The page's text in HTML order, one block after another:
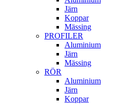
Järn
Koppar
Mässing
PROFILER
Aluminium
Järn
Mässing
RÖR
Aluminium
Järn
Koppar